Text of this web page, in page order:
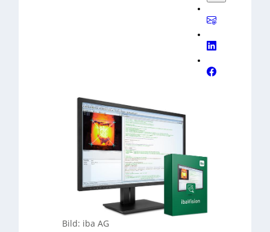
Bild: iba AG